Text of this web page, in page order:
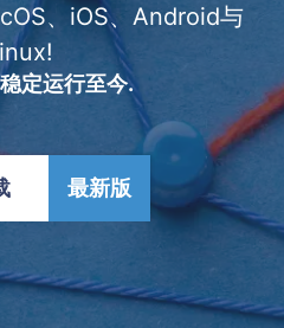
、iOS、Android与
定运行至今.
最新版